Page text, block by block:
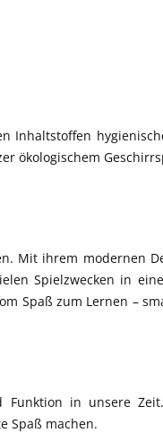
ökologischem
Mit ihrem modernen
Spielzwecken in
Spaß zum Lernen –
in unsere
Spaß machen.